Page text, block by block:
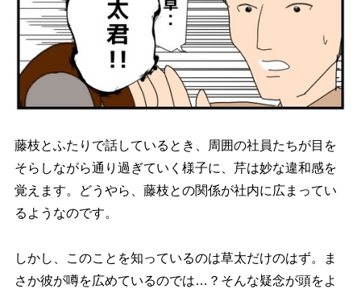
藤枝とふたりで話しているとき、周囲の社員たちが目を
そらしながら通り過ぎていく様子に、芹は妙な違和感を
覚えます。どうやら、藤枝との関係が社内に広まってい
るようなのです。
しかし、このことを知っているのは草太だけのはず。ま
さか彼が噂を広めているのでは…？そんな疑念が頭をよ